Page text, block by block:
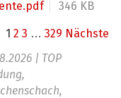
346 KB
1 2 3 … 329 Nächste
| TOP